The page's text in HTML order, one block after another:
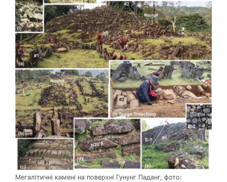
Мегалітичні камені на поверхні Гунунг Паданг, фото: